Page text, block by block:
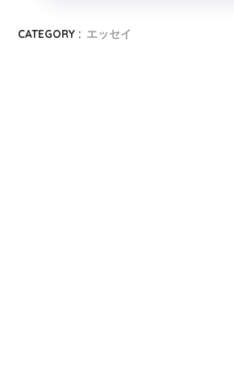
CATEGORY : エッセイ